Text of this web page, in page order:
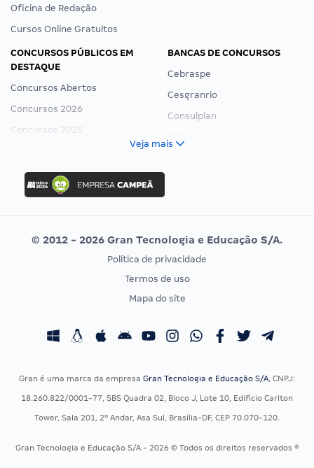
Oficina de Redação
Cursos Online Gratuitos
CONCURSOS PÚBLICOS EM
DESTAQUE
Concursos Abertos
Concursos 2026
Concursos 2025
Concurso Ibama
Concurso MPU
Editais publicados
BANCAS DE CONCURSOS
Cebraspe
Cesgranrio
Consulplan
Vunesp
CONCURSOS POR PROFISSÃO
Concursos Fiscais
Concursos Saúde
Residência Multiprofissional
EXAME DE ORDEM
Calendário OAB
Veja mais
© 2012 - 2026 Gran Tecnologia e Educação S/A.
Política de privacidade
Termos de uso
Mapa do site
Gran é uma marca da empresa Gran Tecnologia e Educação S/A, CNPJ:
18.260.822/0001-77, SBS Quadra 02, Bloco J, Lote 10, Edifício Carlton
Tower, Sala 201, 2º Andar, Asa Sul, Brasília-DF, CEP 70.070-120.
Gran Tecnologia e Educação S/A - 2026 © Todos os direitos reservados ®